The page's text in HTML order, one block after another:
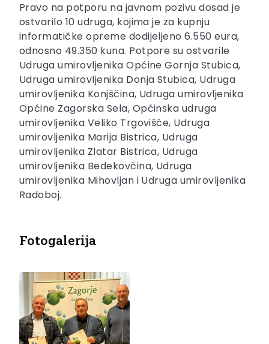
Pravo na potporu na javnom pozivu dosad je
ostvarilo 10 udruga, kojima je za kupnju
informatičke opreme dodijeljeno 6.550 eura,
odnosno 49.350 kuna. Potpore su ostvarile
Udruga umirovljenika Općine Gornja Stubica,
Udruga umirovljenika Donja Stubica, Udruga
umirovljenika Konjščina, Udruga umirovljenika
Općine Zagorska Sela, Općinska udruga
umirovljenika Veliko Trgovišće, Udruga
umirovljenika Marija Bistrica, Udruga
umirovljenika Zlatar Bistrica, Udruga
umirovljenika Bedekovčina, Udruga
umirovljenika Mihovljan i Udruga umirovljenika
Radoboj.
Fotogalerija